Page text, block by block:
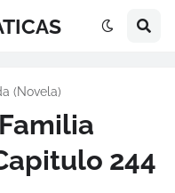
(Novela)
244